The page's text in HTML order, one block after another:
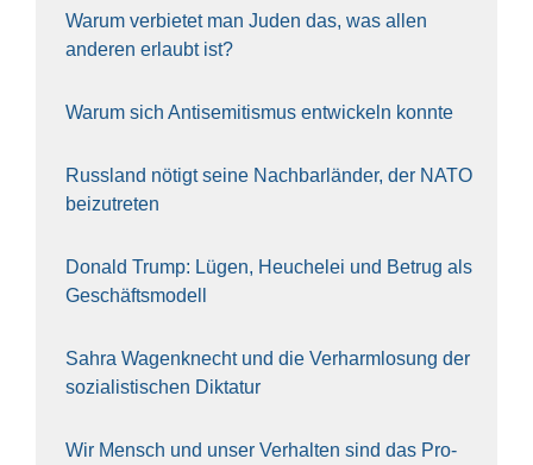
War­um ver­bie­tet man Juden das, was allen
ande­ren erlaubt ist?
War­um sich Anti­se­mi­tis­mus ent­wi­ckeln konn­te
Russ­land nötigt sei­ne Nach­bar­län­der, der NATO
bei­zu­tre­ten
Donald Trump: Lügen, Heu­che­lei und Betrug als
Geschäfts­mo­dell
Sahra Wagen­knecht und die Ver­harm­lo­sung der
sozia­lis­ti­schen Dik­ta­tur
Wir Mensch und unser Ver­hal­ten sind das Pro­